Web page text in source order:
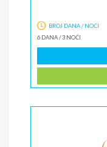
BROJ DANA / NOĆI
6 DANA/3 NOĆI